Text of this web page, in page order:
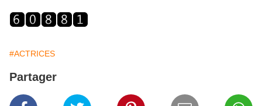
#ACTRICES
Partager